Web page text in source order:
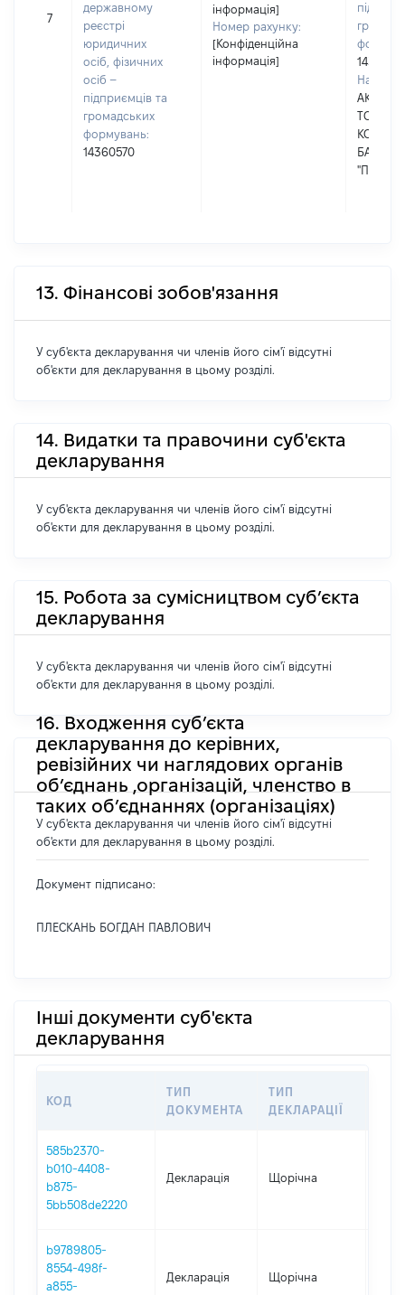
7
державному
реєстрі
юридичних
осіб, фізичних
осіб –
підприємців та
громадських
формувань:
14360570
інформація]
Номер рахунку:
[Конфіденційна
інформація]
БАНК
13. Фінансові зобов'язання
У суб'єкта декларування чи членів його сім'ї відсутні
об'єкти для декларування в цьому розділі.
14. Видатки та правочини суб'єкта
декларування
У суб'єкта декларування чи членів його сім'ї відсутні
об'єкти для декларування в цьому розділі.
15. Робота за сумісництвом суб’єкта
декларування
У суб'єкта декларування чи членів його сім'ї відсутні
об'єкти для декларування в цьому розділі.
16. Входження суб’єкта
декларування до керівних,
ревізійних чи наглядових органів
об’єднань ,організацій, членство в
таких об’єднаннях (організаціях)
У суб'єкта декларування чи членів його сім'ї відсутні
об'єкти для декларування в цьому розділі.
Документ підписано:
ПЛЕСКАНЬ БОГДАН ПАВЛОВИЧ
Інші документи суб'єкта
декларування
КОД
ТИП
ДОКУМЕНТА
ТИП
ДЕКЛАРАЦІЇ
585b2370-
b010-4408-
b875-
5bb508de2220
Декларація Щорічна
b9789805-
8554-498f-
a855-
Декларація Щорічна